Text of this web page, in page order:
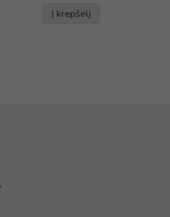
Į krepšelį